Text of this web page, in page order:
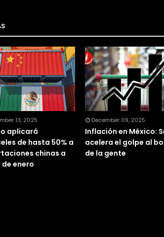
13, 2025
aplicará
de hasta 50% a
chinas a
enero
December 09, 2025
Inflación en México:
acelera el golpe al
de la gente